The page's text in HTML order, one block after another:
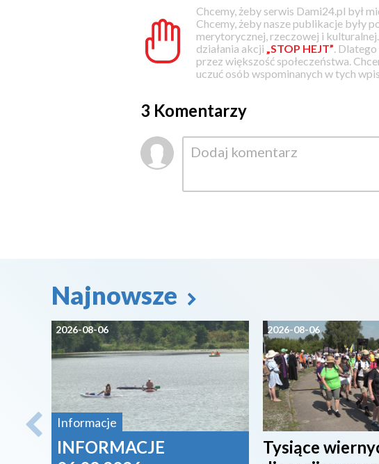
Chcemy, żeby serwis Dami24.pl był
Chcemy, żeby nasze publikacje były
merytorycznej, rzeczowej i
działania akcji „STOP HEJT” .
przez większość społeczeństwa.
uczuć osób wspominanych w tych
3 Komentarzy
Najnowsze
2026-08-06
Informacje
INFORMACJE
2026-08-06
Tysiące